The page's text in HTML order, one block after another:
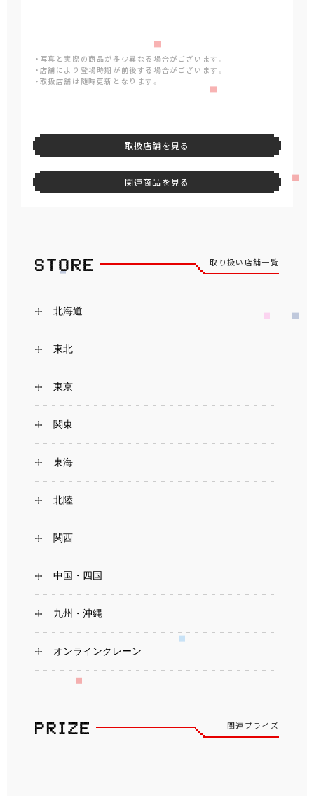
・写真と実際の商品が多少異なる場合がございます。
・店舗により登場時期が前後する場合がございます。
・取扱店舗は随時更新となります。
取扱店舗を見る
関連商品を見る
取り扱い店舗一覧
北海道
東北
東京
関東
東海
北陸
関西
中国・四国
九州・沖縄
オンラインクレーン
関連プライズ